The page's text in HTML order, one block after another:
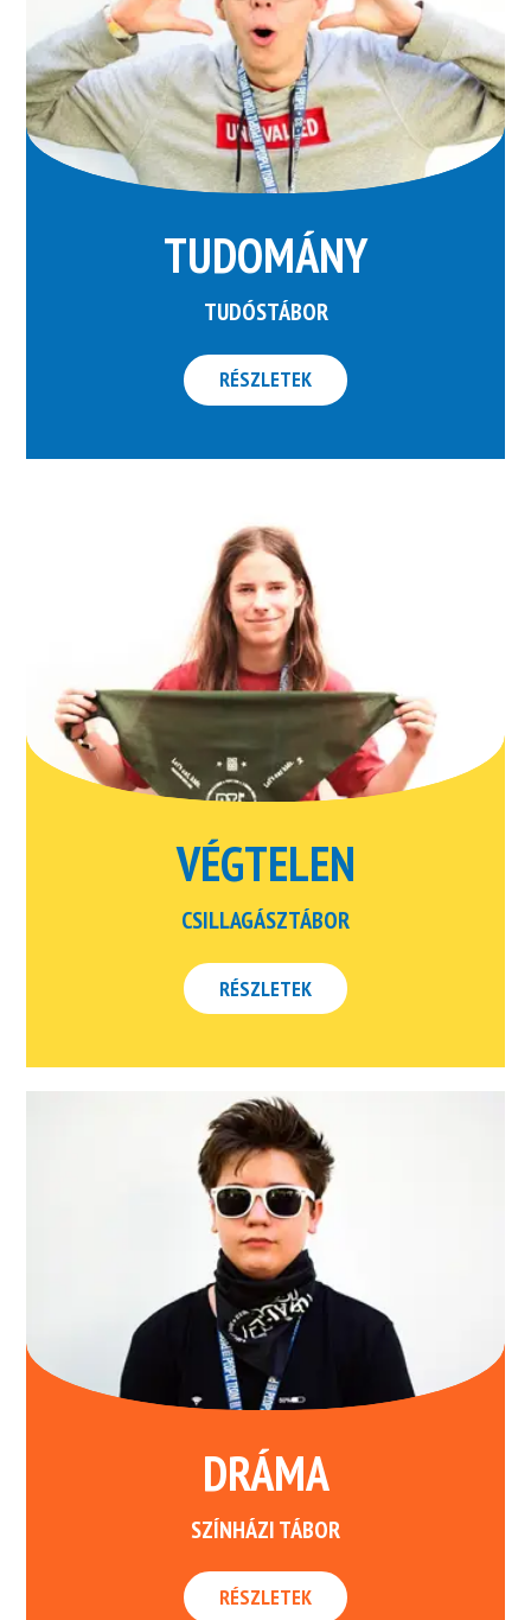
TUDOMÁNY
TUDÓSTÁBOR
RÉSZLETEK
VÉGTELEN
CSILLAGÁSZTÁBOR
RÉSZLETEK
DRÁMA
SZÍNHÁZI TÁBOR
RÉSZLETEK